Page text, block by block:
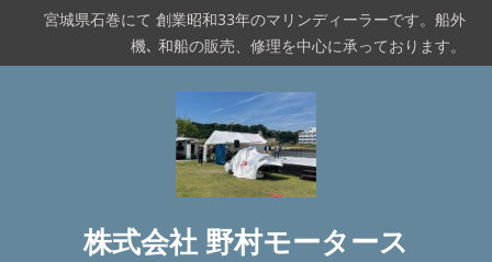
テ
宮城県石巻にて 創業昭和33年のマリンディーラーです。船外
機､ 和船の販売、修理を中心に承っております。
株式会社 野村モータース